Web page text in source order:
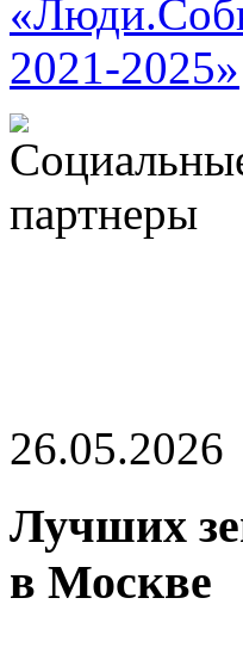
26.05.2026
Лучших
в Москве